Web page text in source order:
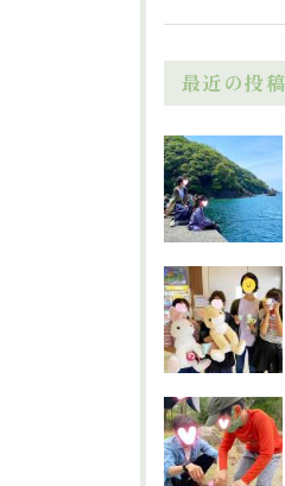
最近の投稿